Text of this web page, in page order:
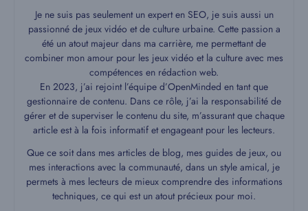
Je ne suis pas seulement un expert en SEO, je suis aussi un
passionné de jeux vidéo et de culture urbaine. Cette passion a
été un atout majeur dans ma carrière, me permettant de
combiner mon amour pour les jeux vidéo et la culture avec mes
compétences en rédaction web.
En 2023, j’ai rejoint l’équipe d’OpenMinded en tant que
gestionnaire de contenu. Dans ce rôle, j’ai la responsabilité de
gérer et de superviser le contenu du site, m’assurant que chaque
article est à la fois informatif et engageant pour les lecteurs.
Que ce soit dans mes articles de blog, mes guides de jeux, ou
mes interactions avec la communauté, dans un style amical, je
permets à mes lecteurs de mieux comprendre des informations
techniques, ce qui est un atout précieux pour moi.